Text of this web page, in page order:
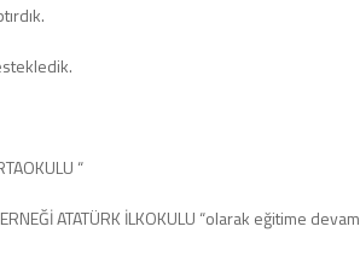
“
ATATÜRK İLKOKULU “olarak eğitime devam